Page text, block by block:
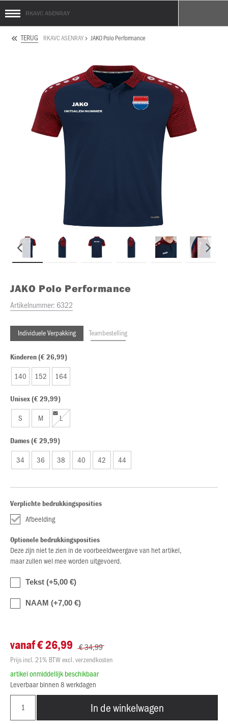
RKAVC ASENRAY
TERUG RKAVC ASENRAY JAKO Polo Performance
JAKO Polo Performance
Artikelnummer: 6322
Individuele Verpakking Teambestelling
Kinderen (€ 26,99)
140 152 164
Unisex (€ 29,99)
S M L
Dames (€ 29,99)
34 36 38 40 42 44
Verplichte bedrukkingsposities
Afbeelding
Optionele bedrukkingsposities
Deze zijn niet te zien in de voorbeeldweergave van het artikel,
maar zullen wel mee worden uitgevoerd.
Tekst (+5,00 €)
NAAM (+7,00 €)
vanaf € 26,99 € 34,99
Prijs incl. 21% BTW excl. verzendkosten
artikel onmiddellijk beschikbaar
Leverbaar binnen 8 werkdagen
In de winkelwagen